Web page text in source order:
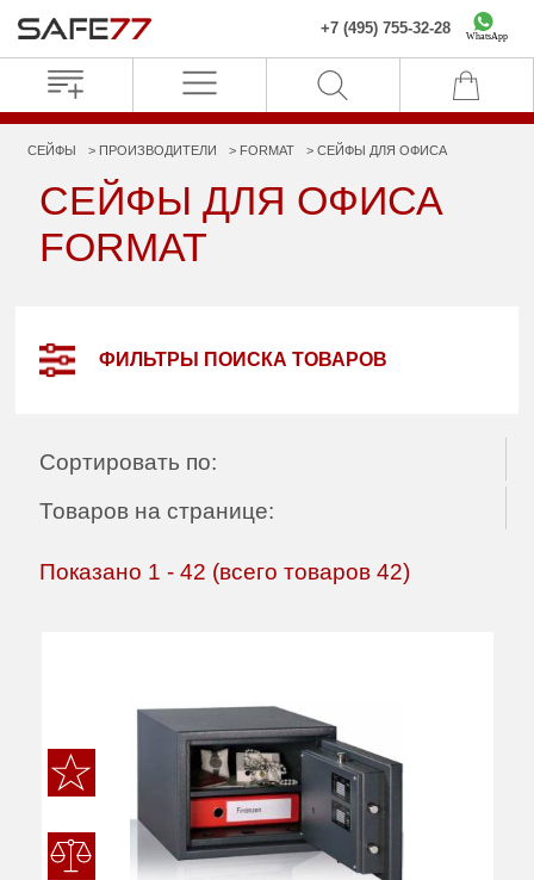
+7 (495) 755-32-28 WhatsApp
СЕЙФЫ ПРОИЗВОДИТЕЛИ FORMAT СЕЙФЫ ДЛЯ ОФИСА
СЕЙФЫ ДЛЯ ОФИСА
FORMAT
ФИЛЬТРЫ ПОИСКА ТОВАРОВ
Сортировать по:
Товаров на странице:
Показано 1 -42 (всего товаров 42)